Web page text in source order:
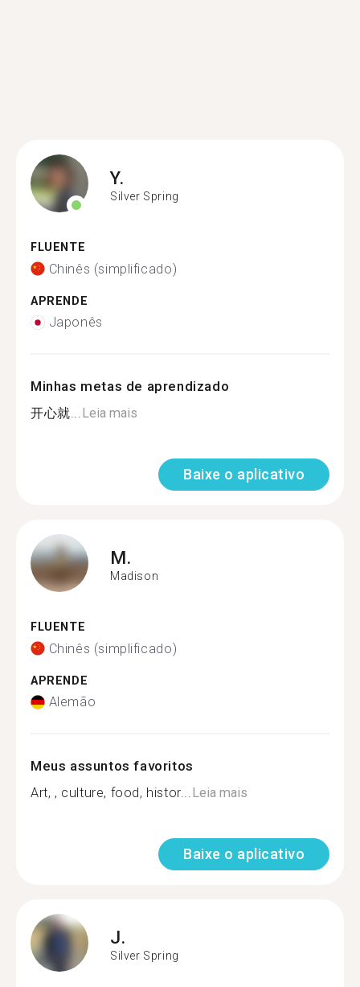
Y.
Silver Spring
FLUENTE
Chinês (simplificado)
APRENDE
Japonês
Minhas metas de aprendizado
开心就...Leia mais
Baixe o aplicativo
M.
Madison
FLUENTE
Chinês (simplificado)
APRENDE
Alemão
Meus assuntos favoritos
Art, , culture, food, histor...Leia mais
Baixe o aplicativo
J.
Silver Spring